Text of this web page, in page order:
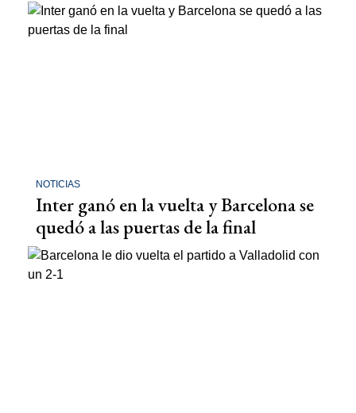
NOTICIAS
Inter ganó en la vuelta y Barcelona se
quedó a las puertas de la final